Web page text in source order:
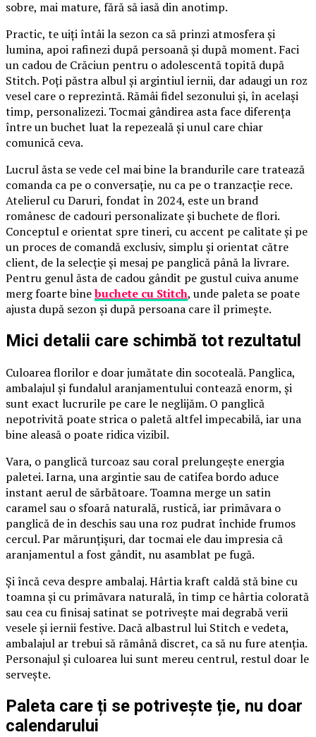
sobre, mai mature, fără să iasă din anotimp.
Practic, te uiți întâi la sezon ca să prinzi atmosfera și
lumina, apoi rafinezi după persoană și după moment. Faci
un cadou de Crăciun pentru o adolescentă topită după
Stitch. Poți păstra albul și argintiul iernii, dar adaugi un roz
vesel care o reprezintă. Rămâi fidel sezonului și, în același
timp, personalizezi. Tocmai gândirea asta face diferența
între un buchet luat la repezeală și unul care chiar
comunică ceva.
Lucrul ăsta se vede cel mai bine la brandurile care tratează
comanda ca pe o conversație, nu ca pe o tranzacție rece.
Atelierul cu Daruri, fondat în 2024, este un brand
românesc de cadouri personalizate și buchete de flori.
Conceptul e orientat spre tineri, cu accent pe calitate și pe
un proces de comandă exclusiv, simplu și orientat către
client, de la selecție și mesaj pe panglică până la livrare.
Pentru genul ăsta de cadou gândit pe gustul cuiva anume
merg foarte binebuchete cu Stitch, unde paleta se poate
ajusta după sezon și după persoana care îl primește.
Mici detalii care schimbă tot rezultatul
Culoarea florilor e doar jumătate din socoteală. Panglica,
ambalajul și fundalul aranjamentului contează enorm, și
sunt exact lucrurile pe care le neglijăm. O panglică
nepotrivită poate strica o paletă altfel impecabilă, iar una
bine aleasă o poate ridica vizibil.
Vara, o panglică turcoaz sau coral prelungește energia
paletei. Iarna, una argintie sau de catifea bordo aduce
instant aerul de sărbătoare. Toamna merge un satin
caramel sau o sfoară naturală, rustică, iar primăvara o
panglică de in deschis sau una roz pudrat închide frumos
cercul. Par mărunțișuri, dar tocmai ele dau impresia că
aranjamentul a fost gândit, nu asamblat pe fugă.
Și încă ceva despre ambalaj. Hârtia kraft caldă stă bine cu
toamna și cu primăvara naturală, în timp ce hârtia colorată
sau cea cu finisaj satinat se potrivește mai degrabă verii
vesele și iernii festive. Dacă albastrul lui Stitch e vedeta,
ambalajul ar trebui să rămână discret, ca să nu fure atenția.
Personajul și culoarea lui sunt mereu centrul, restul doar le
servește.
Paleta care ți se potrivește ție, nu doar
calendarului